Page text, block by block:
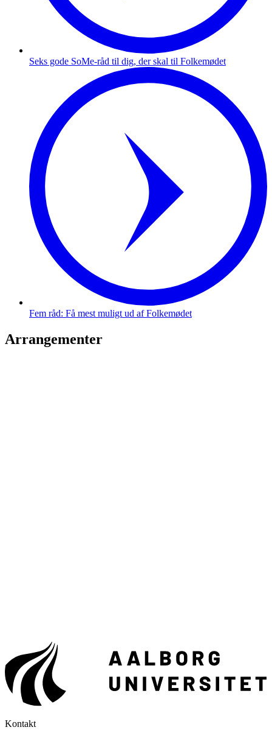
Seks gode SoMe-råd til dig, der skal til Folkemødet
Fem råd: Få mest muligt ud af Folkemødet
Arrangementer
Kontakt